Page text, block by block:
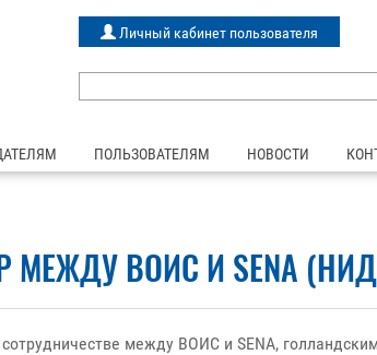
Личный кабинет пользователя
ПОЛЬЗОВАТЕЛЯМ НОВОСТИ
ВОИС И SENA
между ВОИС и SENA,